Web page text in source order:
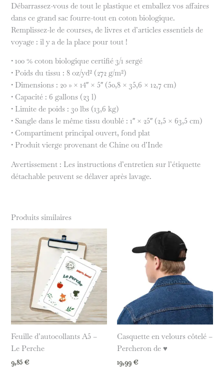
Débarrassez-vous de tout le plastique et emballez vos affaires
dans ce grand sac fourre-tout en coton biologique.
Remplissez-le de courses, de livres et d’articles essentiels de
voyage : il y a de la place pour tout !
• 100 % coton biologique certifié 3/1 sergé
• Poids du tissu : 8 oz/yd² (272 g/m²)
• Dimensions : 20 » × 14″ × 5″ (50,8 × 35,6 × 12,7 cm)
• Capacité : 6 gallons (23 l)
• Limite de poids : 30 lbs (13,6 kg)
• Sangle dans le même tissu doublé : 1″ × 25″ (2,5 × 63,5 cm)
• Compartiment principal ouvert, fond plat
• Produit vierge provenant de Chine ou d’Inde
Avertissement : Les instructions d’entretien sur l’étiquette
détachable peuvent se délaver après lavage.
Produits similaires
Feuille d’autocollants A5 –
Le Perche
9,85 €
Casquette en velours côtelé –
Percheron de ♥︎
19,99 €